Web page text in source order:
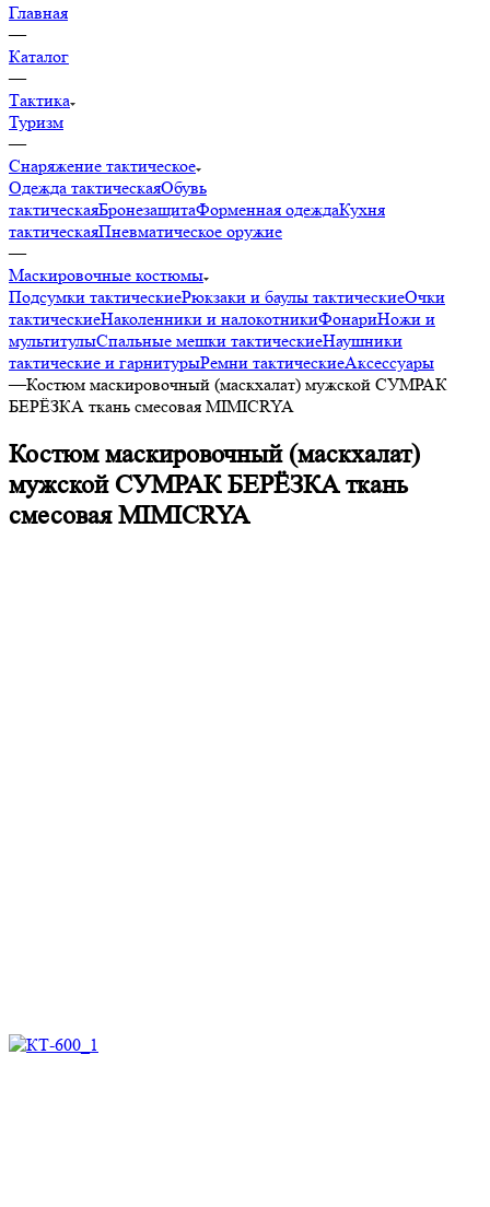
Главная
—
Каталог
—
Тактика
Туризм
—
Снаряжение тактическое
Одежда тактическаяОбувь
тактическаяБронезащитаФорменная одеждаКухня
тактическаяПневматическое оружие
—
Маскировочные костюмы
Подсумки тактическиеРюкзаки и баулы тактическиеОчки
тактическиеНаколенники и налокотникиФонариНожи и
мультитулыСпальные мешки тактическиеНаушники
тактические и гарнитурыРемни тактическиеАксессуары
—Костюм маскировочный (маскхалат) мужской СУМРАК
БЕРЁЗКА ткань смесовая MIMICRYA
Костюм маскировочный (маскхалат)
мужской СУМРАК БЕРЁЗКА ткань
смесовая MIMICRYA